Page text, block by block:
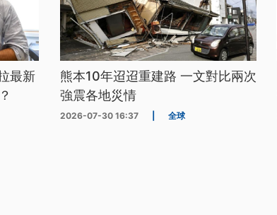
最新
熊本10年迢迢重建路 一文對比兩次
強震各地災情
2026-07-30 16:37 全球